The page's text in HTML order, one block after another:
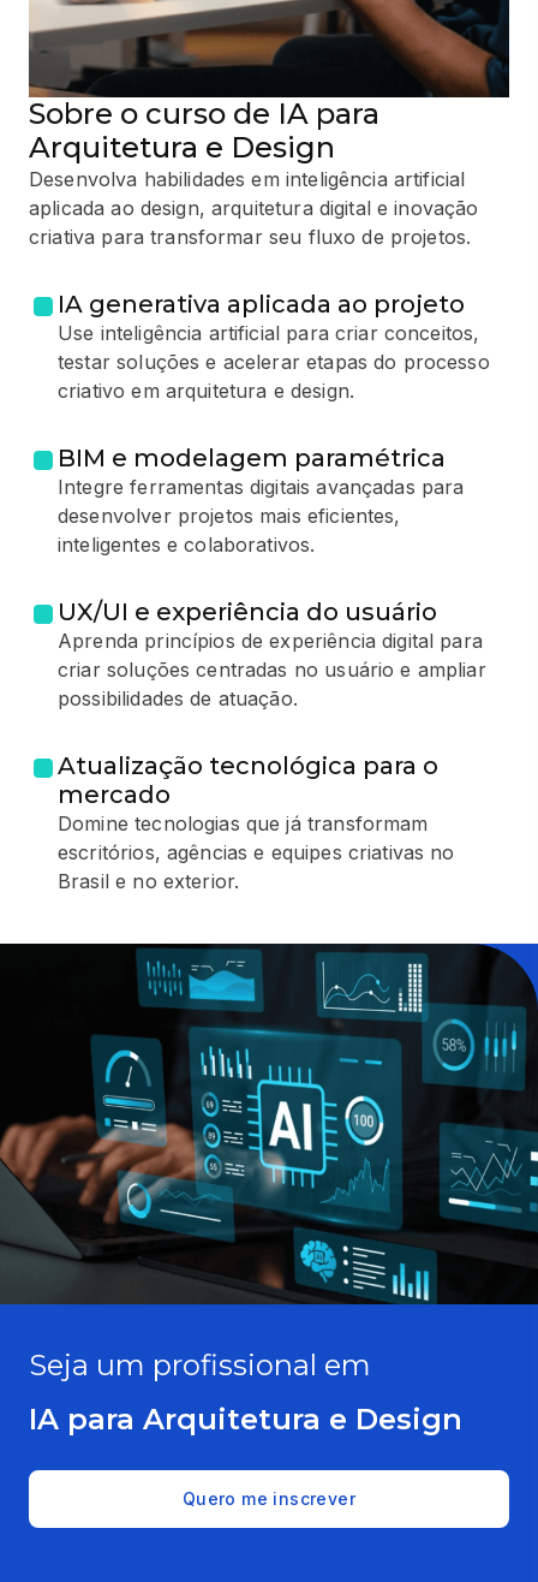
Sobre o curso de IA para
Arquitetura e Design
Desenvolva habilidades em inteligência artificial
aplicada ao design, arquitetura digital e inovação
criativa para transformar seu fluxo de projetos.
IA generativa aplicada ao projeto
Use inteligência artificial para criar conceitos,
testar soluções e acelerar etapas do processo
criativo em arquitetura e design.
BIM e modelagem paramétrica
Integre ferramentas digitais avançadas para
desenvolver projetos mais eficientes,
inteligentes e colaborativos.
UX/UI e experiência do usuário
Aprenda princípios de experiência digital para
criar soluções centradas no usuário e ampliar
possibilidades de atuação.
Atualização tecnológica para o
mercado
Domine tecnologias que já transformam
escritórios, agências e equipes criativas no
Brasil e no exterior.
Seja um profissional em
IA para Arquitetura e Design
Quero me inscrever